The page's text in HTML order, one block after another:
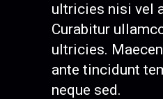
ultricies nisi vel
Curabitur
ultricies.
ante tincidunt
neque sed.